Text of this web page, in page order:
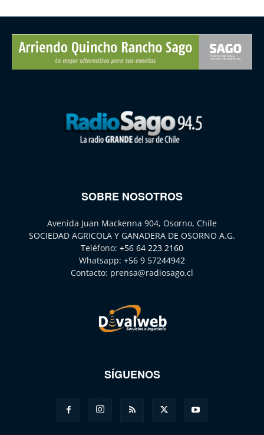
SOBRE NOSOTROS
Avenida Juan Mackenna 904, Osorno, Chile
SOCIEDAD AGRICOLA Y GANADERA DE OSORNO A.G.
Teléfono: +56 64 223 2160
Whatsapp: +56 9 57244942
Contacto: prensa@radiosago.cl
SÍGUENOS